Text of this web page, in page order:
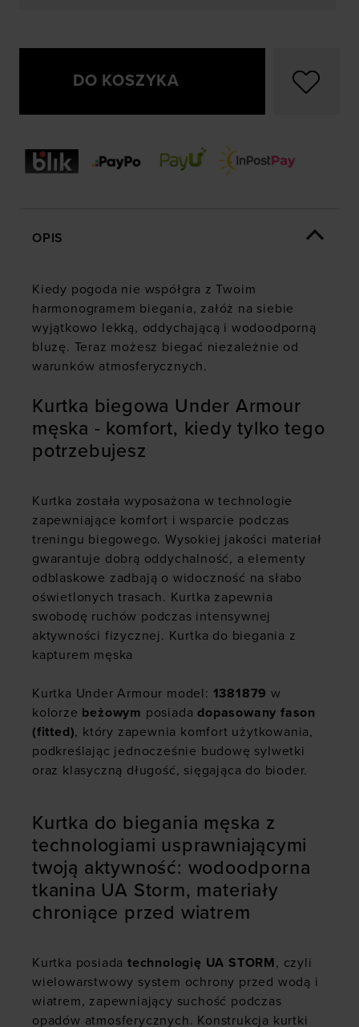
DO KOSZYKA
OPIS
Kiedy pogoda nie współgra z Twoim
harmonogramem biegania, załóż na siebie
wyjątkowo lekką, oddychającą i wodoodporną
bluzę. Teraz możesz biegać niezależnie od
warunków atmosferycznych.
Kurtka biegowa Under Armour
męska - komfort, kiedy tylko tego
potrzebujesz
Kurtka została wyposażona w technologie
zapewniające komfort i wsparcie podczas
treningu biegowego. Wysokiej jakości materiał
gwarantuje dobrą oddychalność, a elementy
odblaskowe zadbają o widoczność na słabo
oświetlonych trasach. Kurtka zapewnia
swobodę ruchów podczas intensywnej
aktywności fizycznej. Kurtka do biegania z
kapturem męska
Kurtka Under Armour model: 1381879 w
kolorze beżowym posiadadopasowany fason
(fitted), który zapewnia komfort użytkowania,
podkreślając jednocześnie budowę sylwetki
oraz klasyczną długość, sięgająca do bioder.
Kurtka do biegania męska z
technologiami usprawniającymi
twoją aktywność: wodoodporna
tkanina UA Storm, materiały
chroniące przed wiatrem
Kurtka posiada technologię UA STORM, czyli
wielowarstwowy system ochrony przed wodą i
wiatrem, zapewniający suchość podczas
opadów atmosferycznych. Konstrukcja kurtki